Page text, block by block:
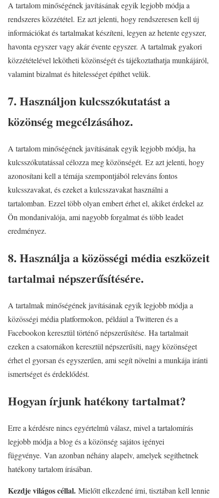
A tartalom minőségének javításának egyik legjobb módja a
rendszeres közzététel. Ez azt jelenti, hogy rendszeresen kell új
információkat és tartalmakat készíteni, legyen az hetente egyszer,
havonta egyszer vagy akár évente egyszer. A tartalmak gyakori
közzétételével lekötheti közönségét és tájékoztathatja munkájáról,
valamint bizalmat és hitelességet építhet velük.
7. Használjon kulcsszókutatást a
közönség megcélzásához.
A tartalom minőségének javításának egyik legjobb módja, ha
kulcsszókutatással célozza meg közönségét. Ez azt jelenti, hogy
azonosítani kell a témája szempontjából releváns fontos
kulcsszavakat, és ezeket a kulcsszavakat használni a
tartalomban. Ezzel több olyan embert érhet el, akiket érdekel az
Ön mondanivalója, ami nagyobb forgalmat és több leadet
eredményez.
8. Használja a közösségi média eszközeit
tartalmai népszerűsítésére.
A tartalmak minőségének javításának egyik legjobb módja a
közösségi média platformokon, például a Twitteren és a
Facebookon keresztül történő népszerűsítése. Ha tartalmait
ezeken a csatornákon keresztül népszerűsíti, nagy közönséget
érhet el gyorsan és egyszerűen, ami segít növelni a munkája iránti
ismertséget és érdeklődést.
Hogyan írjunk hatékony tartalmat?
Erre a kérdésre nincs egyértelmû válasz, mivel a tartalomírás
legjobb módja a blog és a közönség sajátos igényei
függvénye. Van azonban néhány alapelv, amelyek segíthetnek
hatékony tartalom írásában.
Kezdje világos céllal. Mielőtt elkezdené írni, tisztában kell lennie